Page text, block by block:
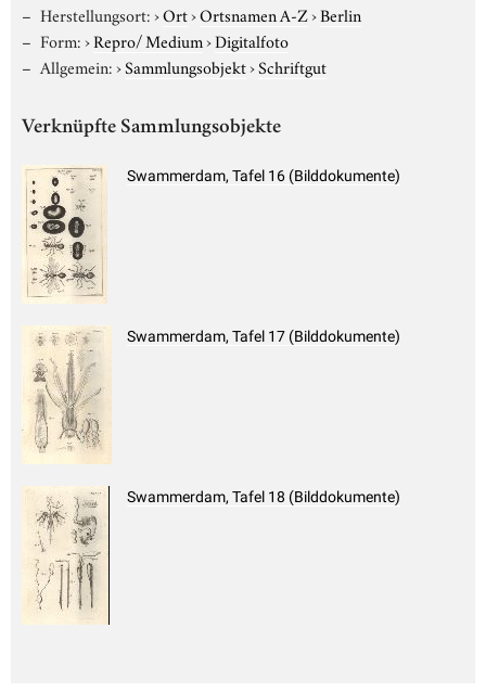
Herstellungsort:›Ort›Ortsnamen A-Z›Berlin
Form:›Repro/ Medium›Digitalfoto
Allgemein:›Sammlungsobjekt›Schriftgut
Verknüpfte Sammlungsobjekte
Swammerdam, Tafel 16 (Bilddokumente)
Swammerdam, Tafel 17 (Bilddokumente)
Swammerdam, Tafel 18 (Bilddokumente)